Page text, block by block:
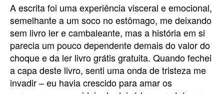
A escrita foi uma experiência visceral e emocional,
semelhante a um soco no estômago, me deixando
sem livro ler e cambaleante, mas a história em si
parecia um pouco dependente demais do valor do
choque e da ler livro grátis gratuita. Quando fechei
a capa deste livro, senti uma onda de tristeza me
invadir – eu havia crescido para amar os